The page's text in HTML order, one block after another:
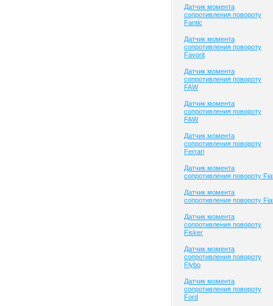
Датчик момента
сопротивления повороту
Fantic
Датчик момента
сопротивления повороту
Favorit
Датчик момента
сопротивления повороту
FAW
Датчик момента
сопротивления повороту
FAW
Датчик момента
сопротивления повороту
Ferrari
Датчик момента
сопротивления повороту
Датчик момента
сопротивления повороту
Датчик момента
сопротивления повороту
Fisker
Датчик момента
сопротивления повороту
Flybo
Датчик момента
сопротивления повороту
Ford